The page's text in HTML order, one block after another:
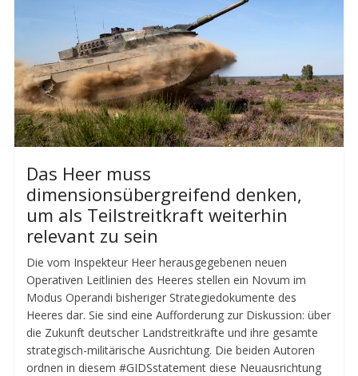
Das Heer muss
dimensionsübergreifend denken,
um als Teilstreitkraft weiterhin
relevant zu sein
Die vom Inspekteur Heer herausgegebenen neuen
Operativen Leitlinien des Heeres stellen ein Novum im
Modus Operandi bisheriger Strategiedokumente des
Heeres dar. Sie sind eine Aufforderung zur Diskussion: über
die Zukunft deutscher Landstreitkräfte und ihre gesamte
strategisch-militärische Ausrichtung. Die beiden Autoren
ordnen in diesem #GIDSstatement diese Neuausrichtung